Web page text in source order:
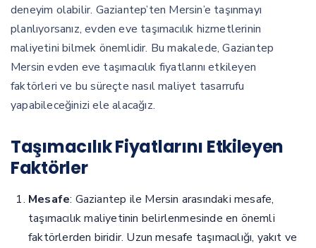
deneyim olabilir. Gaziantep’ten Mersin’e taşınmayı
planlıyorsanız, evden eve taşımacılık hizmetlerinin
maliyetini bilmek önemlidir. Bu makalede, Gaziantep
Mersin evden eve taşımacılık fiyatlarını etkileyen
faktörleri ve bu süreçte nasıl maliyet tasarrufu
yapabileceğinizi ele alacağız.
Taşımacılık Fiyatlarını Etkileyen
Faktörler
Mesafe: Gaziantep ile Mersin arasındaki mesafe,
taşımacılık maliyetinin belirlenmesinde en önemli
faktörlerden biridir. Uzun mesafe taşımacılığı, yakıt ve